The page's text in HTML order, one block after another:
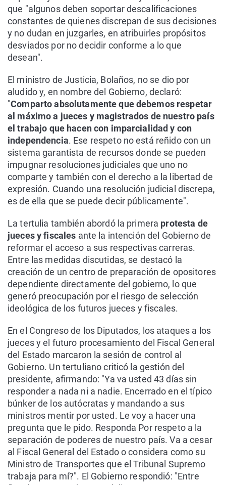
que "algunos deben soportar descalificaciones
constantes de quienes discrepan de sus decisiones
y no dudan en juzgarles, en atribuirles propósitos
desviados por no decidir conforme a lo que
desean".
El ministro de Justicia, Bolaños, no se dio por
aludido y, en nombre del Gobierno, declaró:
"Comparto absolutamente que debemos respetar
al máximo a jueces y magistrados de nuestro país
el trabajo que hacen con imparcialidad y con
independencia. Ese respeto no está reñido con un
sistema garantista de recursos donde se pueden
impugnar resoluciones judiciales que uno no
comparte y también con el derecho a la libertad de
expresión. Cuando una resolución judicial discrepa,
es de ella que se puede decir públicamente".
La tertulia también abordó la primera protesta de
jueces y fiscales ante la intención del Gobierno de
reformar el acceso a sus respectivas carreras.
Entre las medidas discutidas, se destacó la
creación de un centro de preparación de opositores
dependiente directamente del gobierno, lo que
generó preocupación por el riesgo de selección
ideológica de los futuros jueces y fiscales.
En el Congreso de los Diputados, los ataques a los
jueces y el futuro procesamiento del Fiscal General
del Estado marcaron la sesión de control al
Gobierno. Un tertuliano criticó la gestión del
presidente, afirmando: "Ya va usted 43 días sin
responder a nada ni a nadie. Encerrado en el típico
búnker de los autócratas y mandando a sus
ministros mentir por usted. Le voy a hacer una
pregunta que le pido. Responda Por respeto a la
separación de poderes de nuestro país. Va a cesar
al Fiscal General del Estado o considera como su
Ministro de Transportes que el Tribunal Supremo
trabaja para mí?". El Gobierno respondió: "Entre